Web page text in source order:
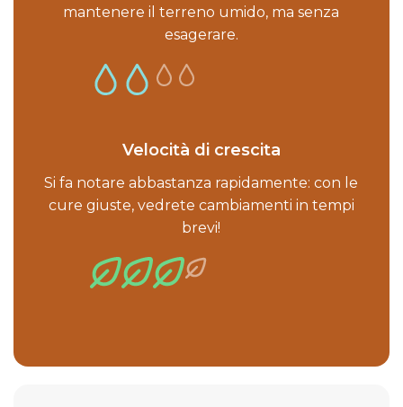
mantenere il terreno umido, ma senza
esagerare.
Velocità di crescita
Si fa notare abbastanza rapidamente: con le
cure giuste, vedrete cambiamenti in tempi
brevi!